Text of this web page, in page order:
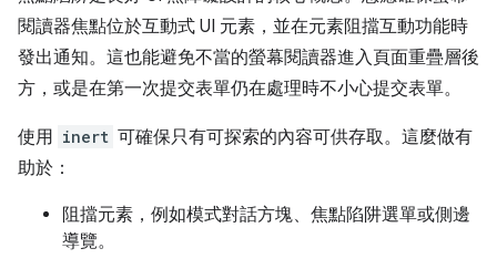
閱讀器焦點位於互動式 UI 元素，並在元素阻擋互動功能時
發出通知。這也能避免不當的螢幕閱讀器進入頁面重疊層後
方，或是在第一次提交表單仍在處理時不小心提交表單。
使用 inert 可確保只有可探索的內容可供存取。這麼做有
助於：
阻擋元素，例如模式對話方塊、焦點陷阱選單或側邊
導覽。